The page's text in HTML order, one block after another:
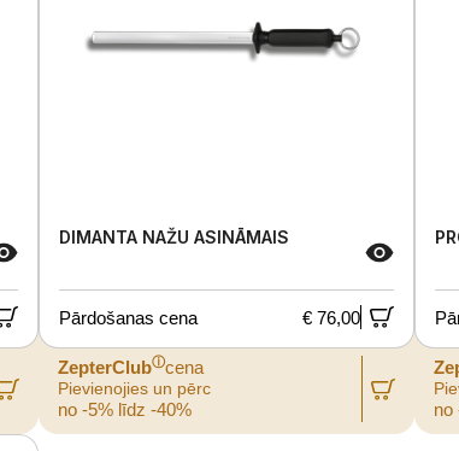
DIMANTA NAŽU ASINĀMAIS
Pārdošanas cena € 76,00
ZepterClubⓘcena
Pievienojies un pērc
no -5% līdz -40% no